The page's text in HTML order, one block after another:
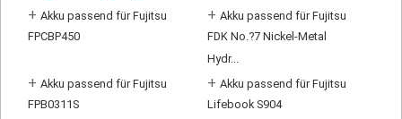
+ Akku passend für Fujitsu
FPCBP450
+ Akku passend für Fujitsu
FDK No.?7 Nickel-Metal
Hydr...
+ Akku passend für Fujitsu
FPB0311S
+ Akku passend für Fujitsu
Lifebook S904